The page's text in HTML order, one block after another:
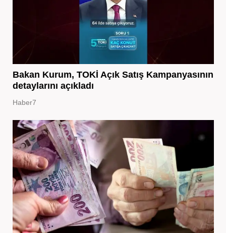
Bakan Kurum, TOKİ Açık Satış Kampanyasının
detaylarını açıkladı
Haber7